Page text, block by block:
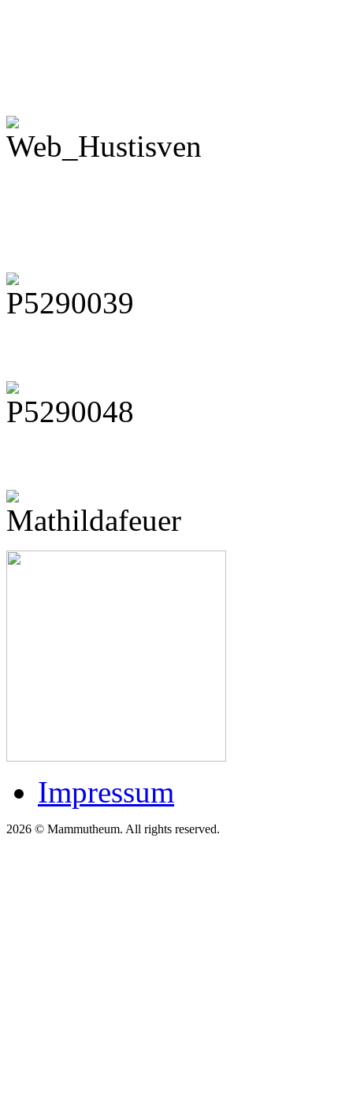
Impressum
2026 © Mammutheum. All rights reserved.